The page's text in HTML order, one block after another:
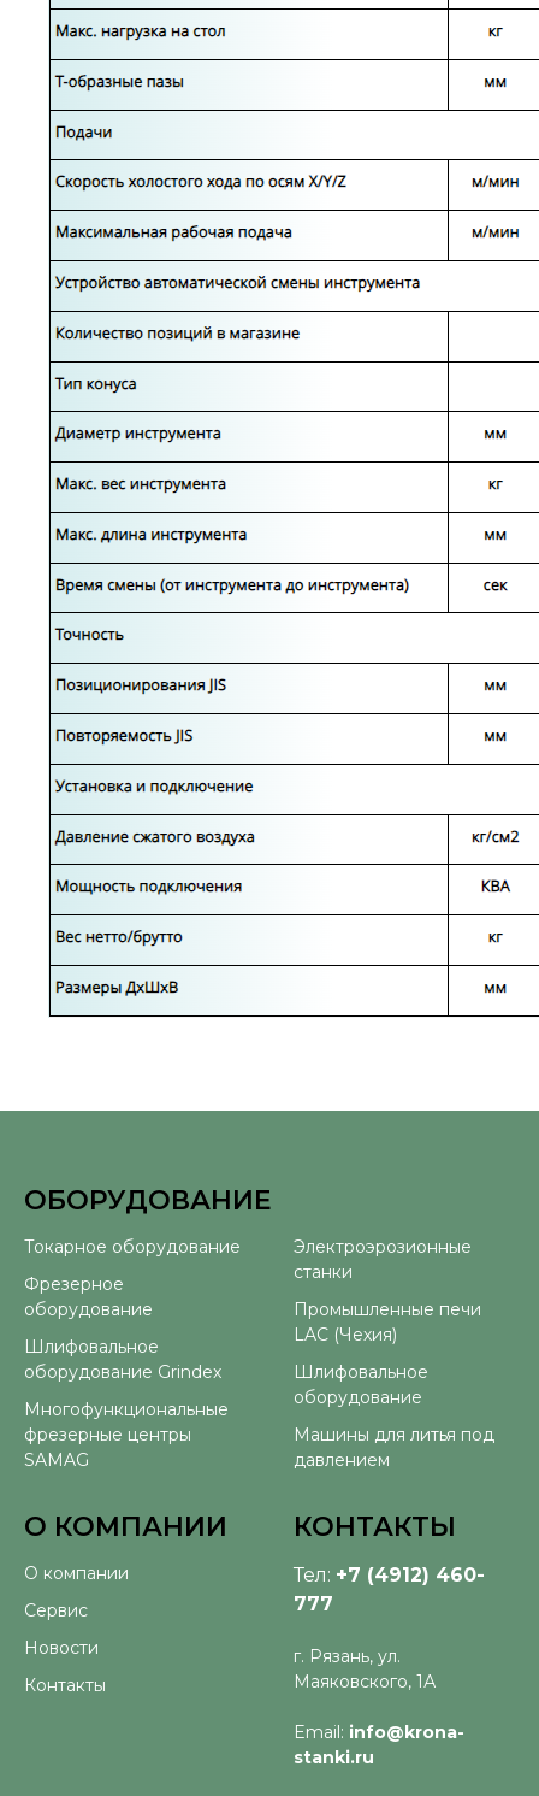
ОБОРУДОВАНИЕ
Токарное оборудование
Фрезерное
оборудование
Шлифовальное
оборудование Grindex
Многофункциональные
фрезерные центры
SAMAG
Электроэрозионные
станки
Промышленные печи
LAC (Чехия)
Шлифовальное
оборудование
Машины для литья под
давлением
О КОМПАНИИ
О компании
Сервис
Новости
Контакты
КОНТАКТЫ
Тел: +7 (4912) 460-
777
г. Рязань, ул.
Маяковского, 1А
Email: info@krona-
stanki.ru